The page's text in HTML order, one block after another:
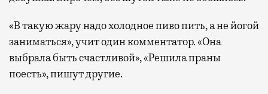
«В такую жару надо холодное пиво пить, а не йогой
заниматься», учит один комментатор. «Она
выбрала быть счастливой», «Решила праны
поесть», пишут другие.